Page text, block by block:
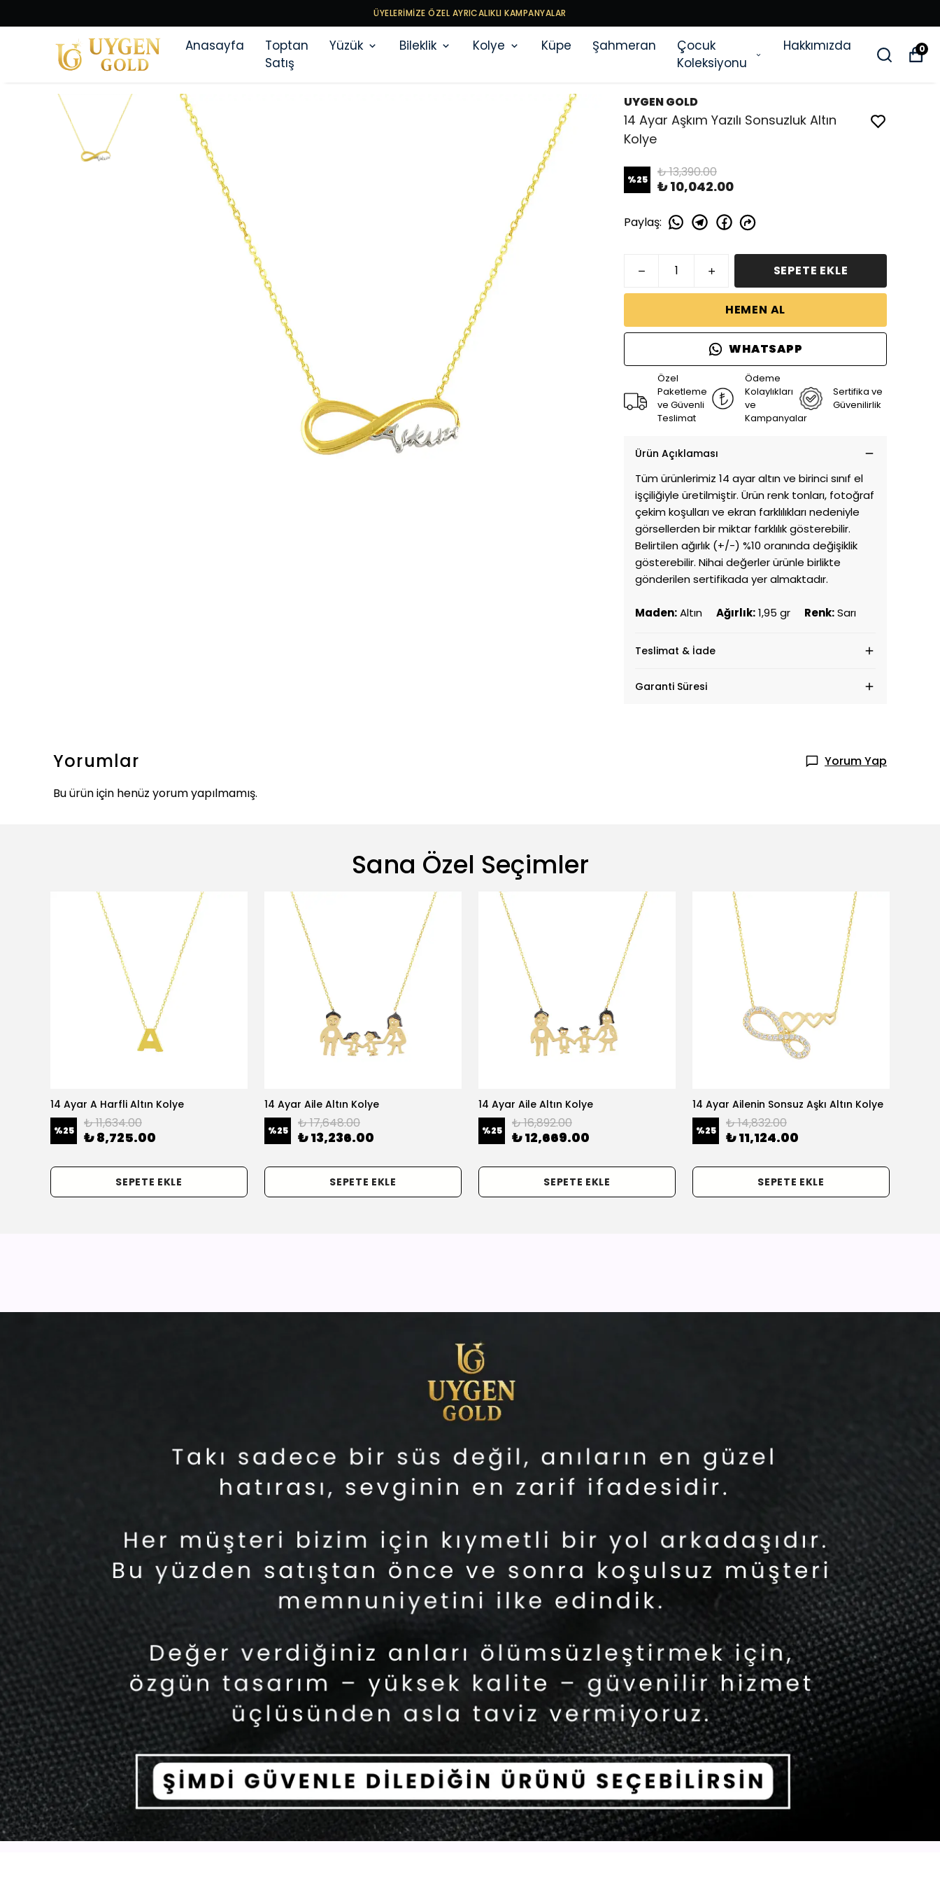
ÜYELERİMİZE ÖZEL AYRICALIKLI KAMPANYALAR
Anasayfa
Toptan
Satış
Yüzük Bileklik Kolye Küpe Şahmeran
Çocuk
Koleksiyonu
Hakkımızda 0
UYGEN GOLD
14 Ayar Aşkım Yazılı Sonsuzluk Altın
Kolye
%25 ₺ 13,390.00
₺ 10,042.00
Paylaş:
SEPETE EKLE
HEMEN AL
WHATSAPP
Özel
Paketleme
ve Güvenli
Teslimat
Ödeme
Kolaylıkları
ve
Kampanyalar
Sertifika ve
Güvenilirlik
Ürün Açıklaması
Tüm ürünlerimiz 14 ayar altın ve birinci sınıf el
işçiliğiyle üretilmiştir. Ürün renk tonları, fotoğraf
çekim koşulları ve ekran farklılıkları nedeniyle
görsellerden bir miktar farklılık gösterebilir.
Belirtilen ağırlık (+/-) %10 oranında değişiklik
gösterebilir. Nihai değerler ürünle birlikte
gönderilen sertifikada yer almaktadır.
Maden:Altın Ağırlık:1,95 gr Renk:Sarı
Teslimat & İade
Garanti Süresi
Yorumlar
Yorum Yap
Bu ürün için henüz yorum yapılmamış.
Sana Özel Seçimler
14 Ayar A Harfli Altın Kolye
%25 ₺ 11,634.00
₺ 8,725.00
SEPETE EKLE
14 Ayar Aile Altın Kolye
%25 ₺ 17,648.00
₺ 13,236.00
SEPETE EKLE
14 Ayar Aile Altın Kolye
%25 ₺ 16,892.00
₺ 12,669.00
SEPETE EKLE
14 Ayar Ailenin Sonsuz Aşkı Altın Kolye
%25 ₺ 14,832.00
₺ 11,124.00
SEPETE EKLE